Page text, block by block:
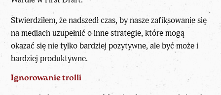
Stwierdziłem, że nadszedł czas, by nasze zafiksowanie się
na mediach uzupełnić o innestrategie, które mogą
okazać się nie tylko bardziej pozytywne, ale być może i
bardziej produktywne.
Ignorowanie trolli